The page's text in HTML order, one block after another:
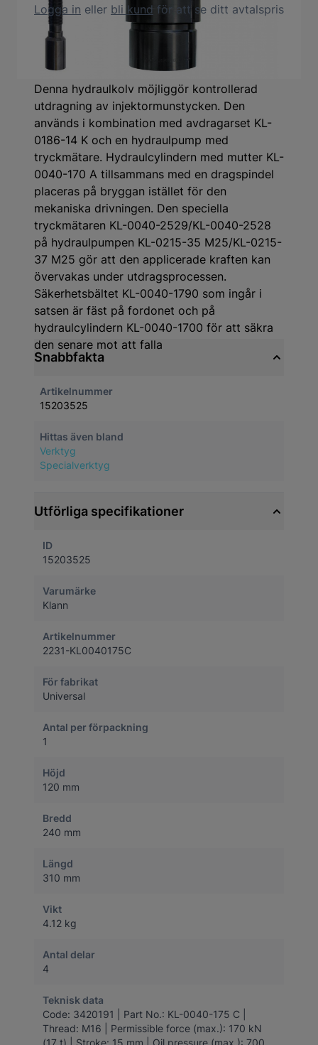
Logga in eller bli kund för att se ditt avtalspris
Denna hydraulkolv möjliggör kontrollerad
utdragning av injektormunstycken. Den
används i kombination med avdragarset KL-
0186-14 K och en hydraulpump med
tryckmätare. Hydraulcylindern med mutter KL-
0040-170 A tillsammans med en dragspindel
placeras på bryggan istället för den
mekaniska drivningen. Den speciella
tryckmätaren KL-0040-2529/KL-0040-2528
på hydraulpumpen KL-0215-35 M25/KL-0215-
37 M25 gör att den applicerade kraften kan
övervakas under utdragsprocessen.
Säkerhetsbältet KL-0040-1790 som ingår i
satsen är fäst på fordonet och på
hydraulcylindern KL-0040-1700 för att säkra
den senare mot att falla
Snabbfakta
Artikelnummer
15203525
Hittas även bland
Verktyg
Specialverktyg
Utförliga specifikationer
ID
15203525
Varumärke
Klann
Artikelnummer
2231-KL0040175C
För fabrikat
Universal
Antal per förpackning
1
Höjd
120 mm
Bredd
240 mm
Längd
310 mm
Vikt
4.12 kg
Antal delar
4
Teknisk data
Code: 3420191 | Part No.: KL-0040-175 C |
Thread: M16 | Permissible force (max.): 170 kN
(17 t) | Stroke: 15 mm | Oil pressure (max.): 700